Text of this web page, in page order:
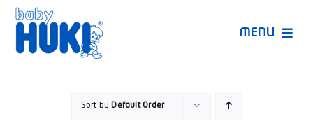
Skip
content
MENU
Sort by Default Order